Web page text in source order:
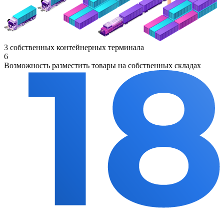
3 собственных контейнерных терминала
6
Возможность разместить товары на собственных складах